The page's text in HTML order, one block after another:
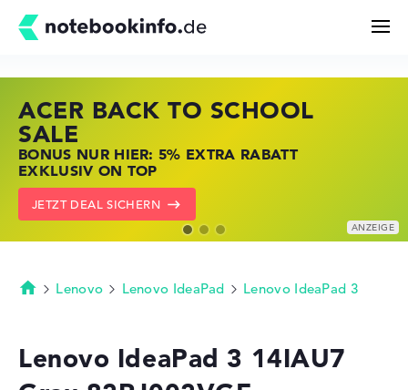
Kaufberatung
Technik & Wissen
Deals
ACER BACK TO SCHOOL
SALE
BONUS NUR HIER: 5% EXTRA RABATT
EXKLUSIV ON TOP
JETZT DEAL SICHERN
HP STORE SSV DEALS
JETZT ZUGREIFEN: NOTEBOOKS BEI HP
KRÄFTIG REDUZIERT
ZU DEN HP ANGEBOTEN
LENOVO LAPTOP DEALS
NOTEBOOKS BEI LENOVO JETZT
KRÄFTIG REDUZIERT
LENOVO DEALS ZEIGEN
Startseite
Lenovo Lenovo IdeaPad Lenovo IdeaPad 3
Lenovo IdeaPad 3 14IAU7